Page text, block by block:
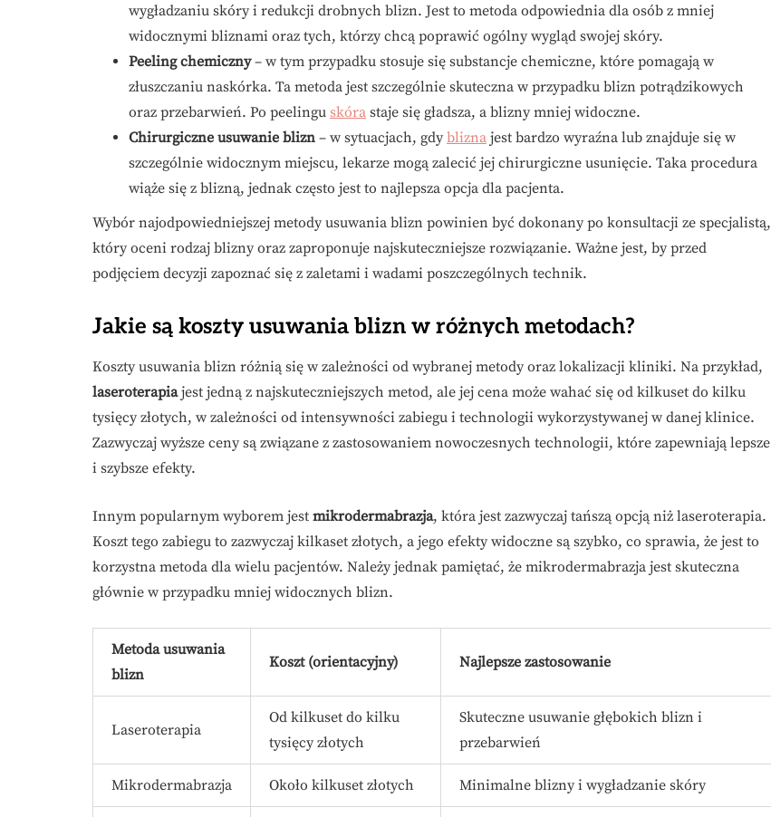
wygładzaniu skóry i redukcji drobnych blizn. Jest to metoda odpowiednia dla osób z mniej
widocznymi bliznami oraz tych, którzy chcą poprawić ogólny wygląd swojej skóry.
Peeling chemiczny– w tym przypadku stosuje się substancje chemiczne, które pomagają w
złuszczaniu naskórka. Ta metoda jest szczególnie skuteczna w przypadku blizn potrądzikowych
oraz przebarwień. Po peelingu skóra staje się gładsza, a blizny mniej widoczne.
Chirurgiczne usuwanie blizn – w sytuacjach, gdy blizna jest bardzo wyraźna lub znajduje się w
szczególnie widocznym miejscu, lekarze mogą zalecić jej chirurgiczne usunięcie. Taka procedura
wiąże się z blizną, jednak często jest to najlepsza opcja dla pacjenta.
Wybór najodpowiedniejszej metody usuwania blizn powinien być dokonany po konsultacji ze specjalistą,
który oceni rodzaj blizny oraz zaproponuje najskuteczniejsze rozwiązanie. Ważne jest, by przed
podjęciem decyzji zapoznać się z zaletami i wadami poszczególnych technik.
Jakie są koszty usuwania blizn w różnych metodach?
Koszty usuwania blizn różnią się w zależności od wybranej metody oraz lokalizacji kliniki. Na przykład,
laseroterapiajest jedną z najskuteczniejszych metod, ale jej cena może wahać się od kilkuset do kilku
tysięcy złotych, w zależności od intensywności zabiegu i technologii wykorzystywanej w danej klinice.
Zazwyczaj wyższe ceny są związane z zastosowaniem nowoczesnych technologii, które zapewniają lepsze
i szybsze efekty.
Innym popularnym wyborem jest mikrodermabrazja, która jest zazwyczaj tańszą opcją niż laseroterapia.
Koszt tego zabiegu to zazwyczaj kilkaset złotych, a jego efekty widoczne są szybko, co sprawia, że jest to
korzystna metoda dla wielu pacjentów. Należy jednak pamiętać, że mikrodermabrazja jest skuteczna
głównie w przypadku mniej widocznych blizn.
Metoda usuwania
blizn
Koszt (orientacyjny) Najlepsze zastosowanie
Laseroterapia
Od kilkuset do kilku
tysięcy złotych
Skuteczne usuwanie głębokich blizn i
przebarwień
Mikrodermabrazja Około kilkuset złotych Minimalne blizny i wygładzanie skóry